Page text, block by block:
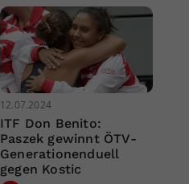
12.07.2024
ITF Don Benito:
Paszek gewinnt ÖTV-
Generationenduell
gegen Kostic